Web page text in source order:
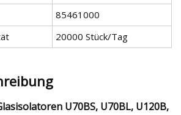
85461000
20000 Stück/Tag
U70BS, U70BL, U120B,